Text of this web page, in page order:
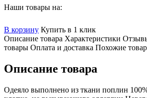
Наши товары на:
В корзину Купить в 1 клик
Описание товара Характеристики
товары Оплата и доставка Похожие
Описание товара
Одеяло выполнено из ткани поплин